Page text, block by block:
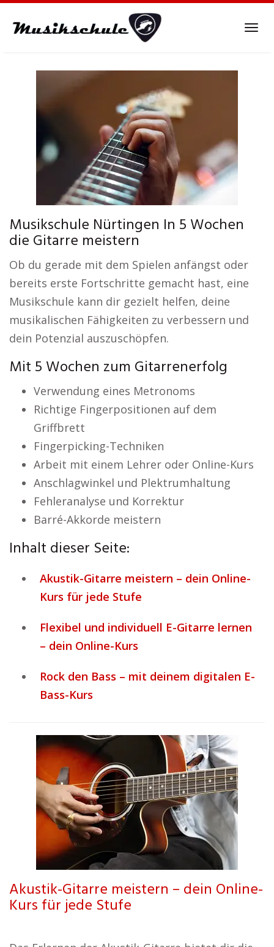
Musikschule Nürtingen In 5 Wochen
die Gitarre meistern
Ob du gerade mit dem Spielen anfängst oder
bereits erste Fortschritte gemacht hast, eine
Musikschule kann dir gezielt helfen, deine
musikalischen Fähigkeiten zu verbessern und
dein Potenzial auszuschöpfen.
Mit 5 Wochen zum Gitarrenerfolg
Verwendung eines Metronoms
Richtige Fingerpositionen auf dem
Griffbrett
Fingerpicking-Techniken
Arbeit mit einem Lehrer oder Online-Kurs
Anschlagwinkel und Plektrumhaltung
Fehleranalyse und Korrektur
Barré-Akkorde meistern
Inhalt dieser Seite:
Akustik-Gitarre meistern – dein Online-
Kurs für jede Stufe
Flexibel und individuell E-Gitarre lernen
– dein Online-Kurs
Rock den Bass – mit deinem digitalen E-
Bass-Kurs
Akustik-Gitarre meistern – dein Online-
Kurs für jede Stufe